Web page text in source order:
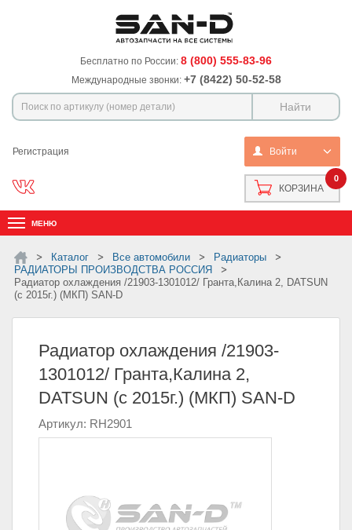
Бесплатно по России: 8 (800) 555-83-96
Международные звонки: +7 (8422) 50-52-58
Регистрация Войти
0
КОРЗИНА
МЕНЮ
Каталог Все автомобили
Радиаторы
РАДИАТОРЫ ПРОИЗВОДСТВА РОССИЯ
Радиатор охлаждения /21903-1301012/ Гранта,Калина 2, DATSUN
(с 2015г.) (МКП) SAN-D
Радиатор охлаждения /21903-
1301012/ Гранта,Калина 2,
DATSUN (с 2015г.) (МКП) SAN-D
Артикул: RH2901